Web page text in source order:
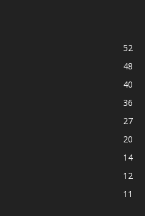
52
48
40
36
27
20
14
12
11